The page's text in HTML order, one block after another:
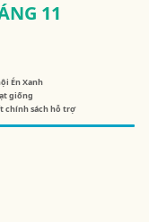
11
Én Xanh
giống
chính sách hỗ trợ